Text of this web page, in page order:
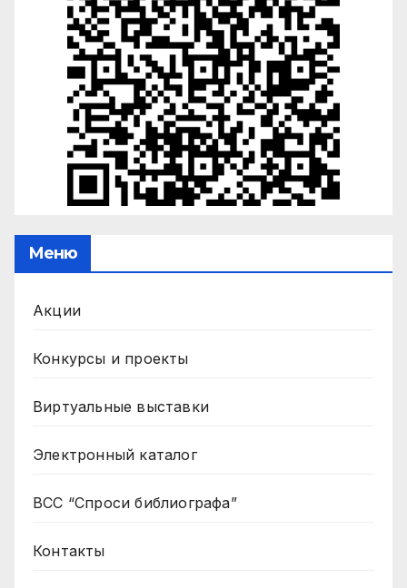
Меню
Акции
Конкурсы и проекты
Виртуальные выставки
Электронный каталог
ВСС “Спроси библиографа”
Контакты